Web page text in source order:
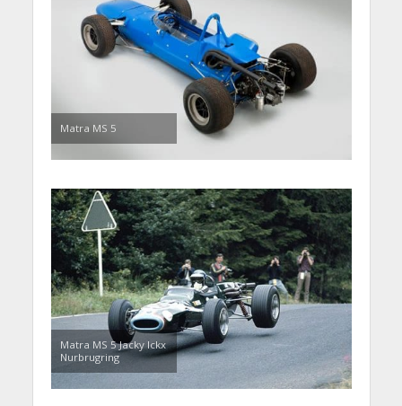
Matra MS 5
Matra MS 5 Jacky Ickx
Nurbrugring